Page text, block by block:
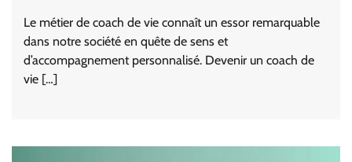
Le métier de coach de vie connaît un essor remarquable
dans notre société en quête de sens et
d’accompagnement personnalisé. Devenir un coach de
vie […]